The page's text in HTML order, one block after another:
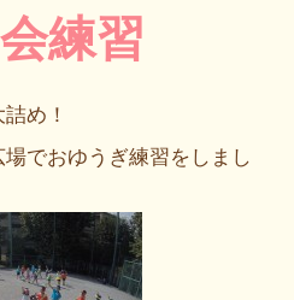
練習
め！
でおゆうぎ練習をしまし